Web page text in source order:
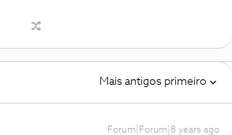
Mais antigos primeiro
Forum|Forum|8 years ago